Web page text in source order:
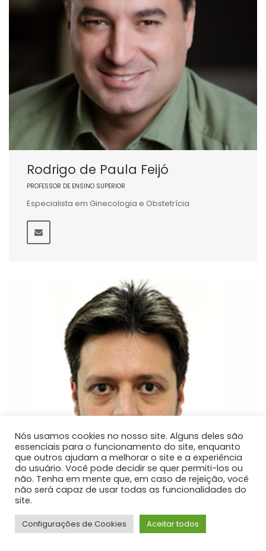
Rodrigo de Paula Feijó
PROFESSOR DE ENSINO SUPERIOR
Especialista em Ginecologia e Obstetrícia
Nós usamos cookies no nosso site. Alguns deles são
essenciais para o funcionamento do site, enquanto
que outros ajudam a melhorar o site e a experiência
do usuário. Você pode decidir se quer permiti-los ou
não. Tenha em mente que, em caso de rejeição, você
não será capaz de usar todas as funcionalidades do
site.
Configurações de Cookies Aceitar todos